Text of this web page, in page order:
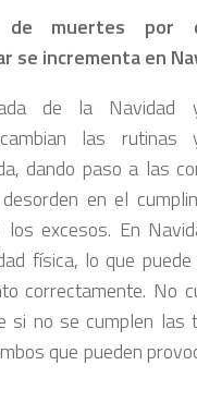
de muertes por
se incrementa en
de la Navidad
cambian las
dando paso a las
en el
excesos. En
física, lo que
correctamente. No
si no se cumplen las
que pueden